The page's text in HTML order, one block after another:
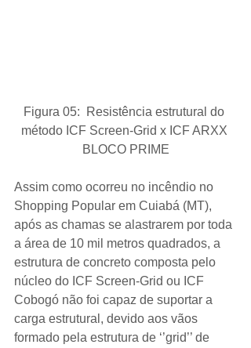
Figura 05:  Resistência estrutural do
método ICF Screen-Grid x ICF ARXX
BLOCO PRIME
Assim como ocorreu no incêndio no
Shopping Popular em Cuiabá (MT),
após as chamas se alastrarem por toda
a área de 10 mil metros quadrados, a
estrutura de concreto composta pelo
núcleo do ICF Screen-Grid ou ICF
Cobogó não foi capaz de suportar a
carga estrutural, devido aos vãos
formado pela estrutura de ‘’grid’’ de